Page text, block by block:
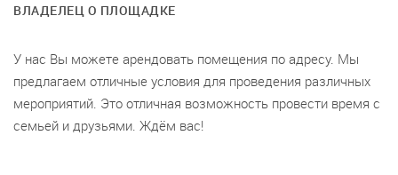
ВЛАДЕЛЕЦ О ПЛОЩАДКЕ
У нас Вы можете арендовать помещения по адресу. Мы
предлагаем отличные условия для проведения различных
мероприятий. Это отличная возможность провести время с
семьей и друзьями. Ждём вас!